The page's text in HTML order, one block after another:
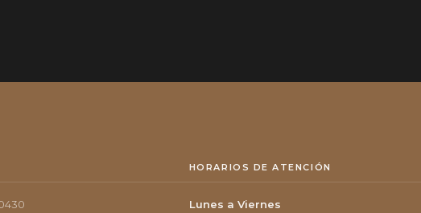
HORARIOS DE ATENCIÓN
Lunes a Viernes